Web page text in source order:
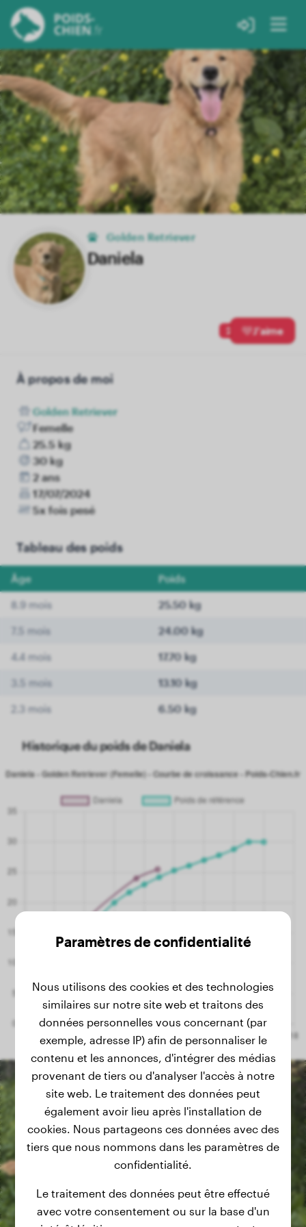
Golden Retriever
Daniela
2 J'aime
À propos de moi
Golden Retriever
Femelle
25.5 kg
30 kg
2 ans
17/07/2024
5x fois pesé
Tableau des poids
Âge Poids
8.9 mois 25.50 kg
7.5 mois 24.00 kg
4.4 mois 17.70 kg
3.5 mois 13.10 kg
2.3 mois 6.50 kg
Historique du poids de Daniela
Paramètres de confidentialité
Nous utilisons des cookies et des technologies
similaires sur notre site web et traitons des
données personnelles vous concernant (par
exemple, adresse IP) afin de personnaliser le
contenu et les annonces, d'intégrer des médias
provenant de tiers ou d'analyser l'accès à notre
site web. Le traitement des données peut
également avoir lieu après l'installation de
cookies. Nous partageons ces données avec des
tiers que nous nommons dans les paramètres de
confidentialité.
Le traitement des données peut être effectué
avec votre consentement ou sur la base d'un